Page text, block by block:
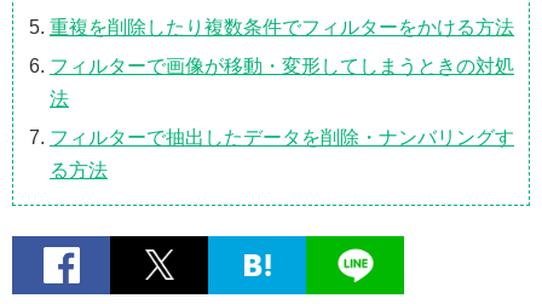
重複を削除したり複数条件でフィルターをかける方法
フィルターで画像が移動・変形してしまうときの対処
法
フィルターで抽出したデータを削除・ナンバリングす
る方法